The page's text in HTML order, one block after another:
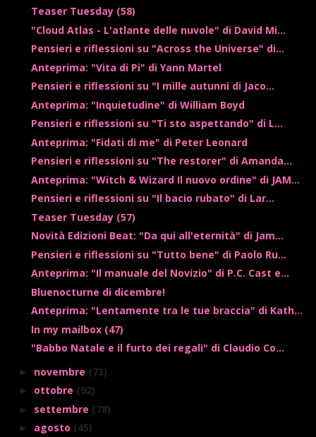
Teaser Tuesday (58)
"Cloud Atlas - L'atlante delle nuvole" di David Mi...
Pensieri e riflessioni su "Across the Universe" di...
Anteprima: "Vita di Pi" di Yann Martel
Pensieri e riflessioni su "I mille autunni di Jaco...
Anteprima: "Inquietudine" di William Boyd
Pensieri e riflessioni su "Ti sto aspettando" di L...
Anteprima: "Fidati di me" di Peter Leonard
Pensieri e riflessioni su "The restorer" di Amanda...
Anteprima: "Witch & Wizard Il nuovo ordine" di JAM...
Pensieri e riflessioni su "Il bacio rubato" di Lar...
Teaser Tuesday (57)
Novità Edizioni Beat: "Da qui all'eternità" di Jam...
Pensieri e riflessioni su "Tutto bene" di Paolo Ru...
Anteprima: "Il manuale del Novizio" di P.C. Cast e...
Bluenocturne di dicembre!
Anteprima: "Lentamente tra le tue braccia" di Kath...
In my mailbox (47)
"Babbo Natale e il furto dei regali" di Claudio Co...
► novembre (73)
► ottobre (92)
► settembre (78)
► agosto (45)